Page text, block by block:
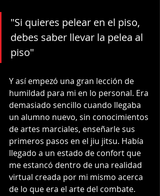
"Si quieres pelear en el piso,
debes saber llevar la pelea al
piso"
Y así empezó una gran lección de
humildad para mi en lo personal. Era
demasiado sencillo cuando llegaba
un alumno nuevo, sin conocimientos
de artes marciales, enseñarle sus
primeros pasos en el jiu jitsu. Había
llegado a un estado de confort que
me estancó dentro de una realidad
virtual creada por mi mismo acerca
de lo que era el arte del combate.